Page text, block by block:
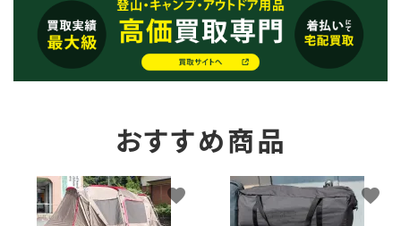
おすすめ商品
favorite favorite